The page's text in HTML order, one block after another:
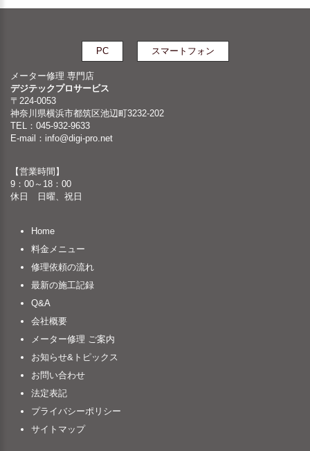
PC スマートフォン
メーター修理 専門店
デジテックプロサービス
〒224-0053
神奈川県横浜市都筑区池辺町3232-202
TEL：045-932-9633
E-mail： info@digi-pro.net
【営業時間】
9：00～18：00
休日 日曜、祝日
Home
料金メニュー
修理依頼の流れ
最新の施工記録
Q&A
会社概要
メーター修理 ご案内
お知らせ&トピックス
お問い合わせ
法定表記
プライバシーポリシー
サイトマップ